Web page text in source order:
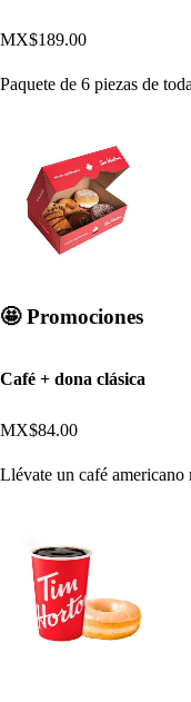
MX$189.00
Paquete de 6 piezas de
🤩 Promociones
Café + dona clásica
MX$84.00
Llévate un café americano